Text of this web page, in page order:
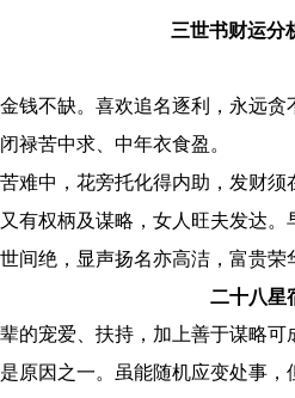
三世书财运分
钱不缺。喜欢追名逐利，永远
禄苦中求、中年衣食盈。
难中，花旁托化得内助，发财须
有权柄及谋略，女人旺夫发达。
间绝，显声扬名亦高洁，富贵荣
二十八星
的宠爱、扶持，加上善于谋略
原因之一。虽能随机应变处事